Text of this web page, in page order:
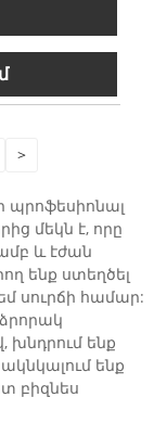
>
պրոֆեսիոնալ
մեկն է, որը
և էժան
ենք ստեղծել
սուրճի համար:
ենք
ենք
բիզնես